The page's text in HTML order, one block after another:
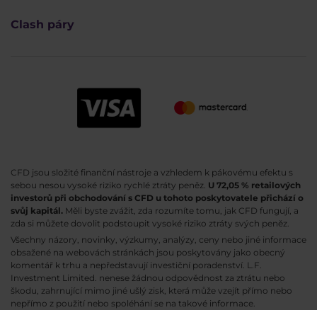
Clash páry
CFD jsou složité finanční nástroje a vzhledem k pákovému efektu s
sebou nesou vysoké riziko rychlé ztráty peněz. U 72,05 % retailových
investorů při obchodování s CFD u tohoto poskytovatele přichází o
svůj kapitál. Měli byste zvážit, zda rozumíte tomu, jak CFD fungují, a
zda si můžete dovolit podstoupit vysoké riziko ztráty svých peněz.
Všechny názory, novinky, výzkumy, analýzy, ceny nebo jiné informace
obsažené na webovách stránkách jsou poskytovány jako obecný
komentář k trhu a nepředstavují investiční poradenství. L.F.
Investment Limited. nenese žádnou odpovědnost za ztrátu nebo
škodu, zahrnující mimo jiné ušlý zisk, která může vzejít přímo nebo
nepřímo z použití nebo spoléhání se na takové informace.